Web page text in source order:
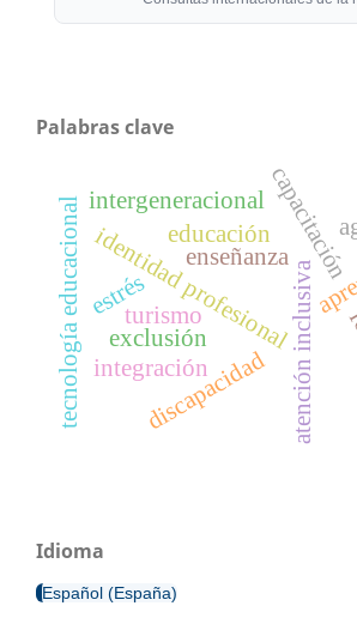
Palabras clave
atención inclusiva
identidad profesional
enseñanza
exclusión
discapacidad
capacitación
tecnología educacional estrésturismo
educación
integración
intergeneracional
Idioma
Español (España)